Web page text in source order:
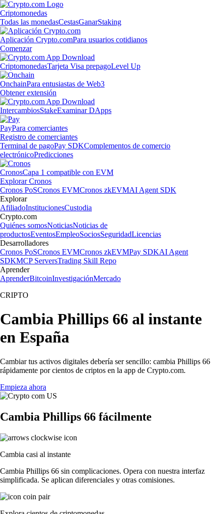
Criptomonedas
Todas las monedasCestasGanarStaking
Aplicación Crypto.comPara usuarios cotidianos
Comenzar
CriptomonedasTarjeta Visa prepagoLevel Up
OnchainPara entusiastas de Web3
Obtener extensión
IntercambiosStakeExaminar DApps
PayPara comerciantes
Registro de comerciantes
Terminal de pagoPay SDKComplementos de comercio
electrónicoPredicciones
CronosCapa 1 compatible con EVM
Explorar Cronos
Cronos PoSCronos EVMCronos zkEVMAI Agent SDK
Explorar
AfiliadoInstitucionesCustodia
Crypto.com
Quiénes somosNoticiasNoticias de
productosEventosEmpleoSociosSeguridadLicencias
Desarrolladores
Cronos PoSCronos EVMCronos zkEVMPay SDKAI Agent
SDKMCP ServersTrading Skill Repo
Aprender
AprenderBitcoinInvestigaciónMercado
CRIPTO
Cambia Phillips 66 al instante
en España
Cambiar tus activos digitales debería ser sencillo: cambia Phillips 66
rápidamente por cientos de criptos en la app de Crypto.com.
Empieza ahora
Cambia Phillips 66 fácilmente
Cambia casi al instante
Cambia Phillips 66 sin complicaciones. Opera con nuestra interfaz
simplificada. Se aplican diferenciales y otras comisiones.